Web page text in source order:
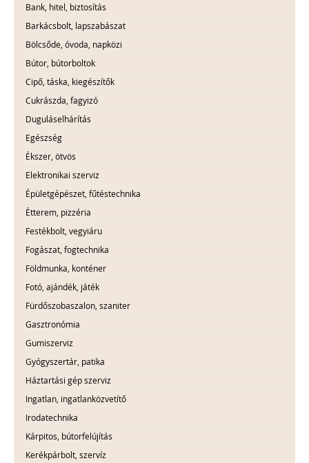
Bank, hitel, biztosítás
Barkácsbolt, lapszabászat
Bölcsőde, óvoda, napközi
Bútor, bútorboltok
Cipő, táska, kiegészítők
Cukrászda, fagyizó
Duguláselhárítás
Egészség
Ékszer, ötvös
Elektronikai szerviz
Épületgépészet, fűtéstechnika
Étterem, pizzéria
Festékbolt, vegyiáru
Fogászat, fogtechnika
Földmunka, konténer
Fotó, ajándék, játék
Fürdőszobaszalon, szaniter
Gasztronómia
Gumiszerviz
Gyógyszertár, patika
Háztartási gép szerviz
Ingatlan, ingatlanközvetítő
Irodatechnika
Kárpitos, bútorfelújítás
Kerékpárbolt, szervíz